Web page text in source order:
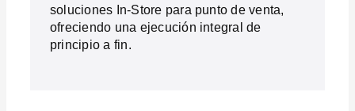
soluciones In-Store para punto de venta,
ofreciendo una ejecución integral de
principio a fin.